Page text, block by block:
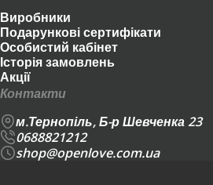
Виробники
Подарункові сертифікати
Особистий кабінет
Історія замовлень
Акції
Контакти
м.Тернопіль, Б-р Шевченка 23
0688821212
shop@openlove.com.ua